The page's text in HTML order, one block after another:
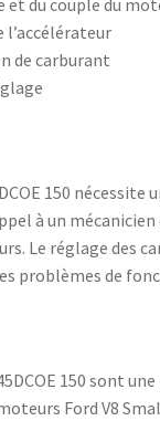
l’accélérateur
de carburant
150
à un
Le réglage des
problèmes de
150 sont
Ford V8